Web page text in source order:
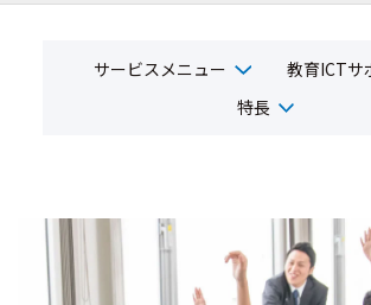
サービスメニュー
教育ICTサ
特長